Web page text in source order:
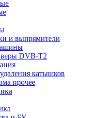
и выпрямители
DVB-T2
катышков
прочее